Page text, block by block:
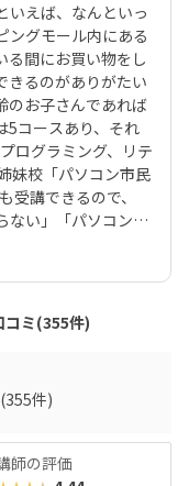
いえば、なんといっ
ングモール内にある
る間にお買い物をし
きるのがありがたい
のお子さんであれば
5コースあり、それ
ログラミング、リテ
妹校「パソコン市民
受講できるので、
ない」「パソコンで
んにもピッタリで
ースが見つかりや
ングスクールは、過
グ教育の普及推
授業を実施した実
どん高度なものが
におすすめの教室
から驚き。プログ
たり、プレゼンを
コミ(355件)
(355件)
師の評価